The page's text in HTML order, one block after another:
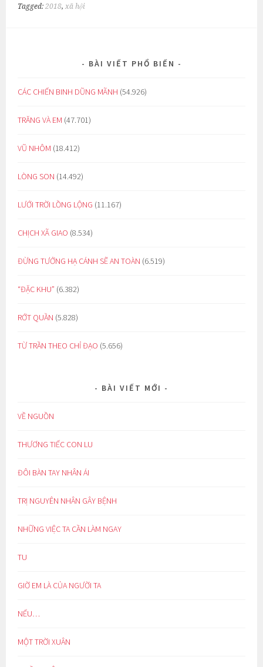
Tagged:2018,xã hội
BÀI VIẾT PHỔ BIẾN
CÁC CHIẾN BINH DŨNG MÃNH (54.926)
TRĂNG VÀ EM (47.701)
VŨ NHÔM (18.412)
LÒNG SON (14.492)
LƯỚI TRỜI LỒNG LỘNG (11.167)
CHỊCH XÃ GIAO (8.534)
ĐỪNG TƯỞNG HẠ CÁNH SẼ AN TOÀN (6.519)
“ĐẶC KHU” (6.382)
RỚT QUẦN (5.828)
TỪ TRẦN THEO CHỈ ĐẠO (5.656)
BÀI VIẾT MỚI
VỀ NGUỒN
THƯƠNG TIẾC CON LU
ĐÔI BÀN TAY NHÂN ÁI
TRỊ NGUYÊN NHÂN GÂY BỆNH
NHỮNG VIỆC TA CẦN LÀM NGAY
TU
GIỜ EM LÀ CỦA NGƯỜI TA
NẾU…
MỘT TRỜI XUÂN